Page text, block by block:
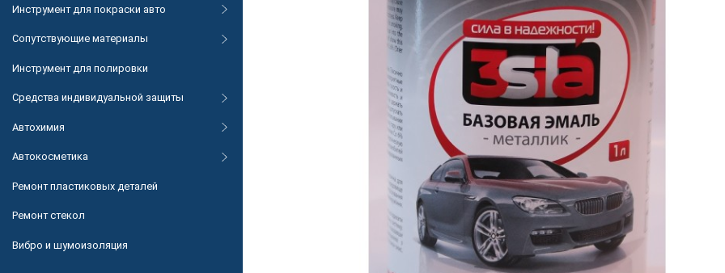
Инструмент для покраски авто
Сопутствующие материалы
Инструмент для полировки
Средства индивидуальной защиты
Автохимия
Автокосметика
Ремонт пластиковых деталей
Ремонт стекол
Вибро и шумоизоляция